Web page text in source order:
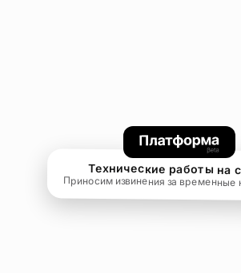
Технические работы на
Приносим извинения за временные